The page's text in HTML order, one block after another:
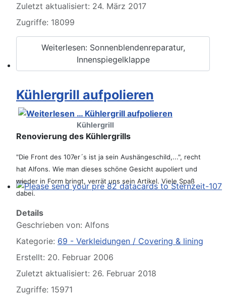
Please send your pre 82 datacards to Sternzeit-107
Zuletzt aktualisiert: 24. März 2017
Zugriffe: 18099
Weiterlesen: Sonnenblendenreparatur,
Innenspiegelklappe
Kühlergrill aufpolieren
Kühlergrill
Renovierung des Kühlergrills
"Die Front des 107er´s ist ja sein Aushängeschild,...", recht
hat Alfons. Wie man dieses schöne Gesicht aupoliert und
wieder in Form bringt, verrät uns sein Artikel. Viele Spaß
dabei.
Details
Geschrieben von: Alfons
Kategorie: 69 - Verkleidungen / Covering & lining
Erstellt: 20. Februar 2006
Zuletzt aktualisiert: 26. Februar 2018
Zugriffe: 15971